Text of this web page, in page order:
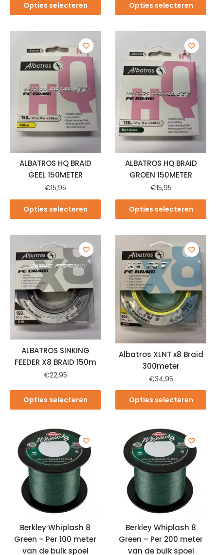
Opties selecteren Opties selecteren
ALBATROS HQ BRAID
GEEL 150METER
€15,95
Opties selecteren
ALBATROS HQ BRAID
GROEN 150METER
€15,95
Opties selecteren
ALBATROS SINKING
FEEDER X8 BRAID 150m
€22,95
Opties selecteren
Albatros XLNT x8 Braid
300meter
€34,95
Opties selecteren
Berkley Whiplash 8
Green – Per 100 meter
van de bulk spoel
Berkley Whiplash 8
Green – Per 200 meter
van de bulk spoel